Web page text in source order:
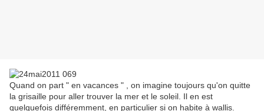
Quand on part " en vacances " , on imagine toujours qu'on quitte
la grisaille pour aller trouver la mer et le soleil. Il en est
quelquefois différemment, en particulier si on habite à wallis.